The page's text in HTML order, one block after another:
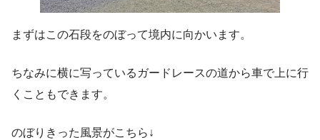
まずはこの石段をのぼって境内に向かいます。
ちなみに横に写っているガードレースの道から車で上に行
くこともできます。
のぼりきった風景がこちら↓